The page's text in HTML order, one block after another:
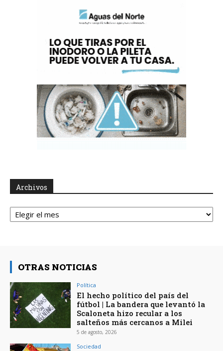
Archivos
Archivos
OTRAS NOTICIAS
Política
El hecho político del país del
fútbol | La bandera que levantó la
Scaloneta hizo recular a los
salteños más cercanos a Milei
5 de agosto, 2026
Sociedad